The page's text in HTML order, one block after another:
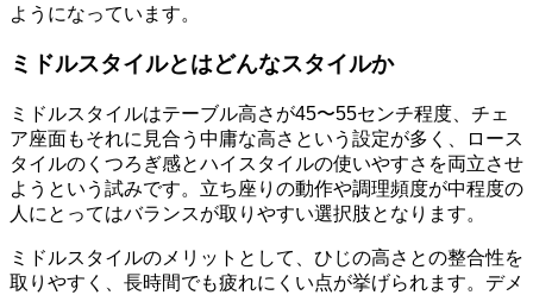
ようになっています。
ミドルスタイルとはどんなスタイルか
ミドルスタイルはテーブル高さが45〜55センチ程度、チェ
ア座面もそれに見合う中庸な高さという設定が多く、ロース
タイルのくつろぎ感とハイスタイルの使いやすさを両立させ
ようという試みです。立ち座りの動作や調理頻度が中程度の
人にとってはバランスが取りやすい選択肢となります。
ミドルスタイルのメリットとして、ひじの高さとの整合性を
取りやすく、長時間でも疲れにくい点が挙げられます。デメ